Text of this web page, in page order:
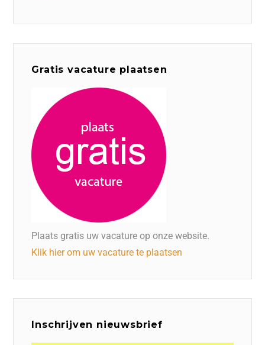
Gratis vacature plaatsen
Plaats gratis uw vacature op onze website.
Klik hier om uw vacature te plaatsen
Inschrijven nieuwsbrief